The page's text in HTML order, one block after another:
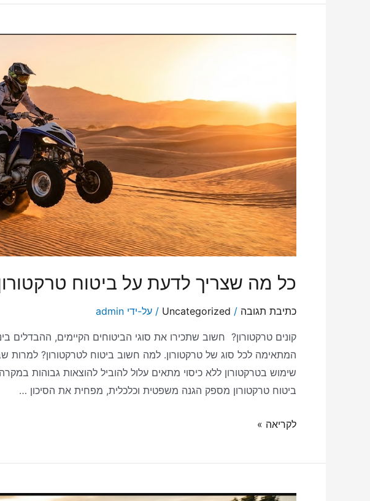
כל מה שצריך לדעת על ביטוח
כתיבת תגובה /
Uncategorized / על-ידי admin
קונים טרקטורון? חשוב שתכירו את סוגי הביטוחים הקיימים, ההבדלים
המתאימה לכל סוג של טרקטורון. למה חשוב ביטוח לטרקטורון? למרות
שימוש בטרקטורון ללא כיסוי מתאים עלול להוביל להוצאות גבוהות
ביטוח טרקטורון מספק הגנה משפטית וכלכלית, מפחית את הסיכון …
לקריאה »